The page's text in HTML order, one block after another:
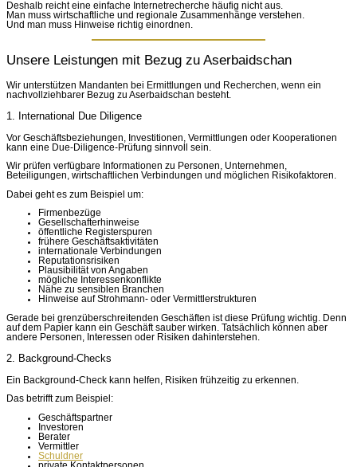
Deshalb reicht eine einfache Internetrecherche häufig nicht aus.
Man muss wirtschaftliche und regionale Zusammenhänge verstehen.
Und man muss Hinweise richtig einordnen.
Unsere Leistungen mit Bezug zu Aserbaidschan
Wir unterstützen Mandanten bei Ermittlungen und Recherchen, wenn ein
nachvollziehbarer Bezug zu Aserbaidschan besteht.
1. International Due Diligence
Vor Geschäftsbeziehungen, Investitionen, Vermittlungen oder Kooperationen
kann eine Due-Diligence-Prüfung sinnvoll sein.
Wir prüfen verfügbare Informationen zu Personen, Unternehmen,
Beteiligungen, wirtschaftlichen Verbindungen und möglichen Risikofaktoren.
Dabei geht es zum Beispiel um:
Firmenbezüge
Gesellschafterhinweise
öffentliche Registerspuren
frühere Geschäftsaktivitäten
internationale Verbindungen
Reputationsrisiken
Plausibilität von Angaben
mögliche Interessenkonflikte
Nähe zu sensiblen Branchen
Hinweise auf Strohmann- oder Vermittlerstrukturen
Gerade bei grenzüberschreitenden Geschäften ist diese Prüfung wichtig. Denn
auf dem Papier kann ein Geschäft sauber wirken. Tatsächlich können aber
andere Personen, Interessen oder Risiken dahinterstehen.
2. Background-Checks
Ein Background-Check kann helfen, Risiken frühzeitig zu erkennen.
Das betrifft zum Beispiel:
Geschäftspartner
Investoren
Berater
Vermittler
Schuldner
private Kontaktpersonen